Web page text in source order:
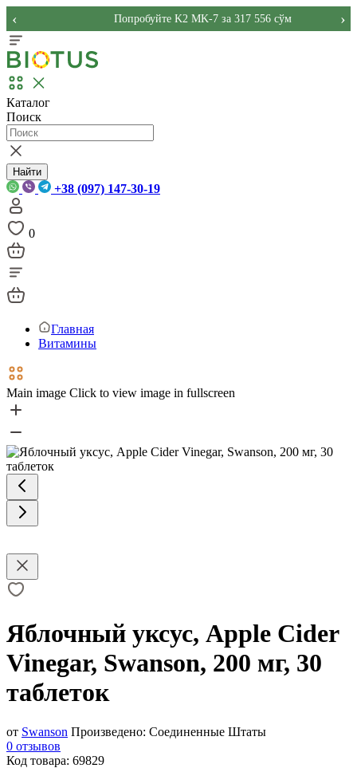
Попробуйте K2 MK-7 за 317 556 сўм
‹ ›
Каталог
Поиск
Найти
+38 (097) 147-30-19
0
Главная
Витамины
Main image Click to view image in fullscreen
Яблочный уксус, Apple Cider
Vinegar, Swanson, 200 мг, 30
таблеток
от Swanson Произведено: Соединенные Штаты
0 отзывов
Код товара: 69829